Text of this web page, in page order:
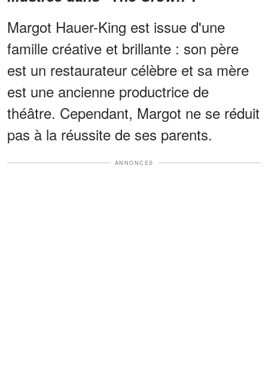
Margot Hauer-King est issue d'une
famille créative et brillante : son père
est un restaurateur célèbre et sa mère
est une ancienne productrice de
théâtre. Cependant, Margot ne se réduit
pas à la réussite de ses parents.
ANNONCES